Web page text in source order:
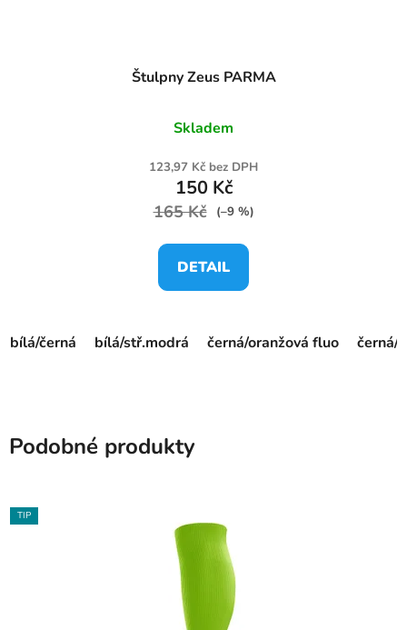
Štulpny Zeus PARMA
Skladem
123,97 Kč bez DPH
150 Kč
165 Kč (–9 %)
DETAIL
bílá/černá bílá/stř.modrá černá/oranžová fluo černá/
Podobné produkty
TIP